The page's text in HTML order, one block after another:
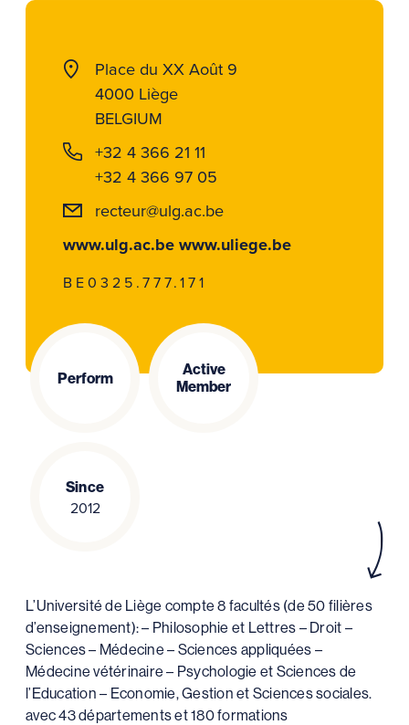
Place du XX Août 9
4000 Liège
BELGIUM
+32 4 366 21 11
+32 4 366 97 05
recteur@ulg.ac.be
www.ulg.ac.be www.uliege.be
BE0325.777.171
Perform
Active
Member
Since
2012
L’Université de Liège compte 8 facultés (de 50 filières
d’enseignement): – Philosophie et Lettres – Droit –
Sciences – Médecine – Sciences appliquées –
Médecine vétérinaire – Psychologie et Sciences de
l’Education – Economie, Gestion et Sciences sociales.
avec 43 départements et 180 formations